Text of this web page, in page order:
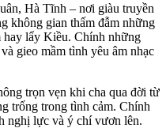
Hà Tĩnh – nơi giàu truyền
không gian thấm đẫm những
hay lẩy Kiều. Chính những
gieo mầm tình yêu âm nhạc
trọn vẹn khi cha qua đời từ
trống trong tình cảm. Chính
nghị lực và ý chí vươn lên.